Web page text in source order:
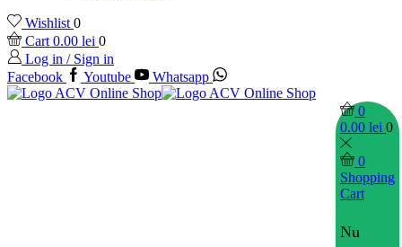
Wishlist 0
Cart 0.00 lei 0
Log in / Sign in
Facebook
Youtube Whatsapp
0
0.00 lei 0
0
Shopping
Cart
Nu